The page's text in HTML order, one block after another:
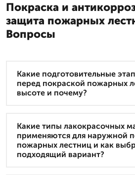
Покраска и
защита пожарных
Вопросы
Какие подготовительные
перед покраской пожарных
высоте и почему?
Какие типы лакокрасочных
применяются для наружной
пожарных лестниц и как
подходящий вариант?